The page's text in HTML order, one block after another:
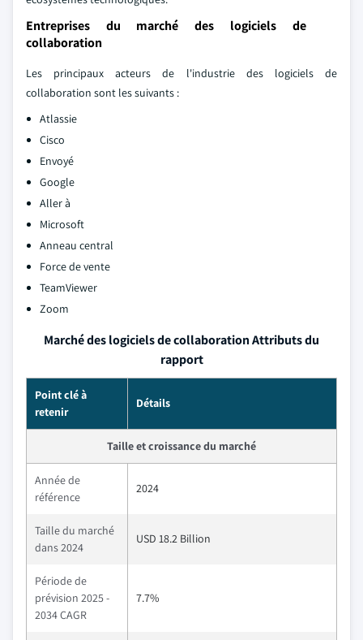
Entreprises du marché des logiciels de
collaboration
Les principaux acteurs de l'industrie des logiciels de
collaboration sont les suivants :
Atlassie
Cisco
Envoyé
Google
Aller à
Microsoft
Anneau central
Force de vente
TeamViewer
Zoom
Marché des logiciels de collaboration Attributs du
rapport
Point clé à
retenir
Détails
Taille et croissance du marché
Année de
référence
2024
Taille du marché
dans 2024
USD 18.2 Billion
Période de
prévision 2025 -
2034 CAGR
7.7%